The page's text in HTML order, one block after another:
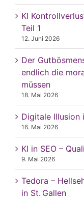
KI
Teil 1
12. Juni 2026
Der
endlich die
müssen
18. Mai 2026
Digitale Illusion
16. Mai 2026
KI in SEO –
9. Mai 2026
Tedora –
in St. Gallen